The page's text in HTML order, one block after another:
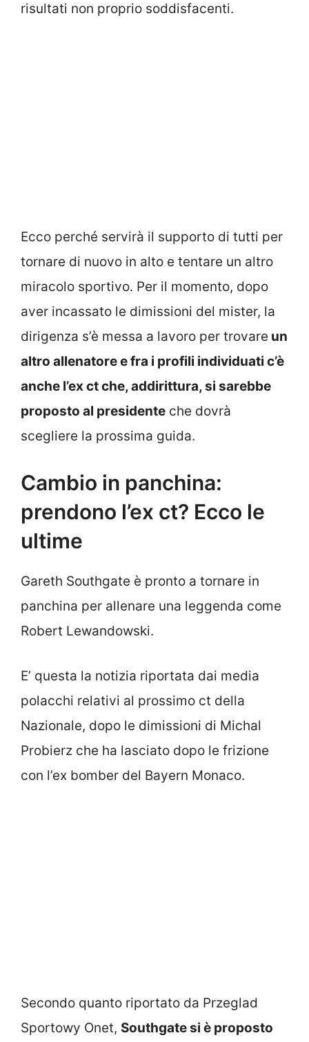
risultati non proprio soddisfacenti.
Ecco perché servirà il supporto di tutti per
tornare di nuovo in alto e tentare un altro
miracolo sportivo. Per il momento, dopo
aver incassato le dimissioni del mister, la
dirigenza s’è messa a lavoro per trovare un
altro allenatore e fra i profili individuati c’è
anche l’ex ct che, addirittura, si sarebbe
proposto al presidente che dovrà
scegliere la prossima guida.
Cambio in panchina:
prendono l’ex ct? Ecco le
ultime
Gareth Southgate è pronto a tornare in
panchina per allenare una leggenda come
Robert Lewandowski.
E’ questa la notizia riportata dai media
polacchi relativi al prossimo ct della
Nazionale, dopo le dimissioni di Michal
Probierz che ha lasciato dopo le frizione
con l’ex bomber del Bayern Monaco.
Secondo quanto riportato da Przeglad
Sportowy Onet, Southgate si è proposto